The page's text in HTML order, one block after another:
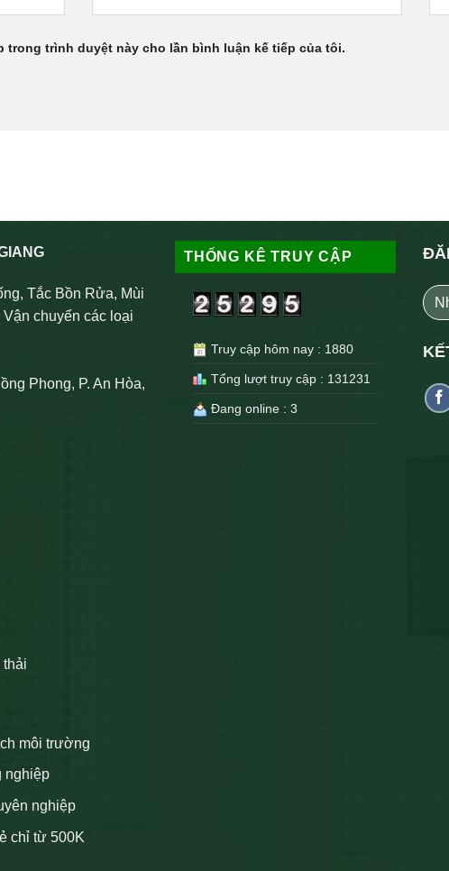
trong trình duyệt này cho lần bình luận kế tiếp của tôi.
Tắc Bồn Rửa, Mùi
chuyển các loại
Phong, P. An Hòa,
môi trường
nghiệp
nghiệp
chỉ từ 500K
THỐNG KÊ TRUY CẬP
Truy cập hôm nay : 1880
Tổng lượt truy cập : 131231
Đang online : 3